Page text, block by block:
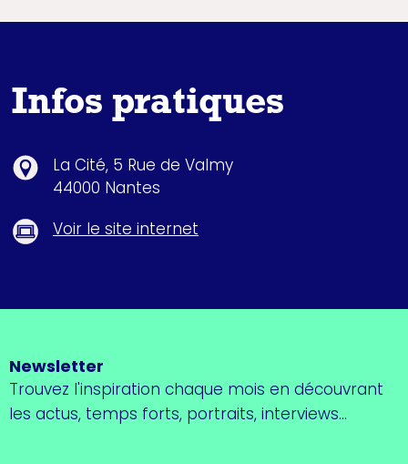
Infos pratiques
La Cité, 5 Rue de Valmy
44000 Nantes
Voir le site internet
Newsletter
Trouvez l'inspiration chaque mois en découvrant
les actus, temps forts, portraits, interviews...